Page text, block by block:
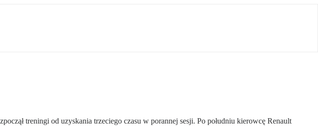
treningi od uzyskania trzeciego czasu w porannej sesji. Po południu kierowcę Renault